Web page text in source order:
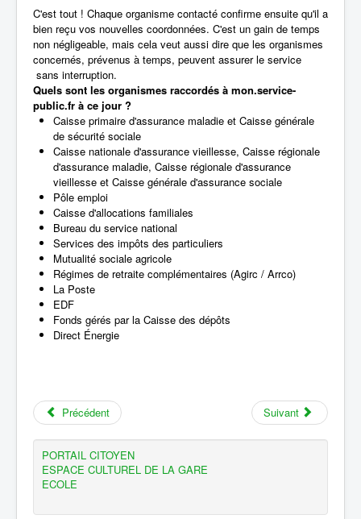
C'est tout ! Chaque organisme contacté confirme ensuite qu'il a
bien reçu vos nouvelles coordonnées. C'est un gain de temps
non négligeable, mais cela veut aussi dire que les organismes
concernés, prévenus à temps, peuvent assurer le service
sans interruption.
Quels sont les organismes raccordés à mon.service-
public.fr à ce jour ?
Caisse primaire d'assurance maladie et Caisse générale
de sécurité sociale
Caisse nationale d'assurance vieillesse, Caisse régionale
d'assurance maladie, Caisse régionale d'assurance
vieillesse et Caisse générale d'assurance sociale
Pôle emploi
Caisse d'allocations familiales
Bureau du service national
Services des impôts des particuliers
Mutualité sociale agricole
Régimes de retraite complémentaires (Agirc / Arrco)
La Poste
EDF
Fonds gérés par la Caisse des dépôts
Direct Énergie
Précédent Suivant
PORTAIL CITOYEN
ESPACE CULTUREL DE LA GARE
ECOLE